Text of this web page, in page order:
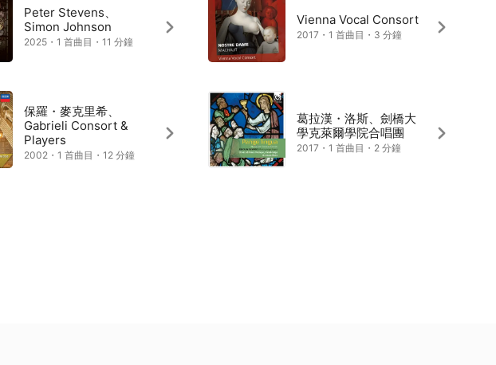
Peter Stevens、
Simon Johnson
2025・1 首曲目・11 分鐘
保羅・麥克里希、
Gabrieli Consort &
Players
2002・1 首曲目・12 分鐘
Vienna Vocal Consort
2017・1 首曲目・3 分鐘
葛拉漢・洛斯、劍橋大
學克萊爾學院合唱團
2017・1 首曲目・2 分鐘